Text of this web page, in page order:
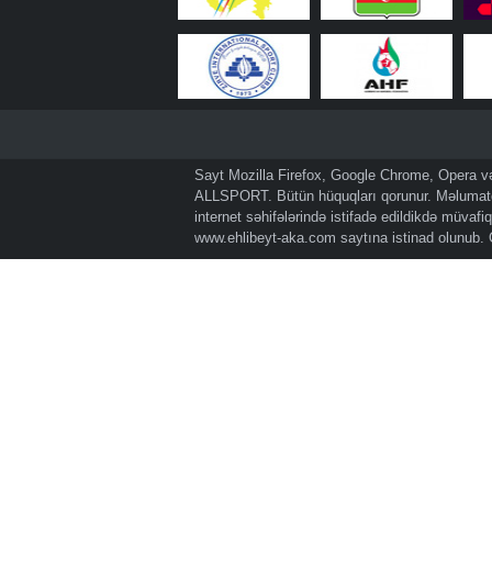
Sayt Mozilla Firefox, Google Chrome, Opera
ALLSPORT. Bütün hüquqları qorunur.
internet səhifələrində istifadə edildikdə
www.ehlibeyt-aka.com saytına istinad olunub.